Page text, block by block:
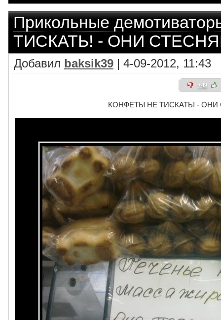
Прикольные
ТИСКАТЬ! - ОНИ
Добавил baksik39 | 4-09-2012, 11:43
+49
КОНФЕТЫ НЕ ТИСКАТЬ! -